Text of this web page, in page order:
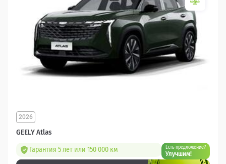
GEELY Atlas
2026
Гарантия 5 лет или 150 000 км Есть предложение?
Улучшим!